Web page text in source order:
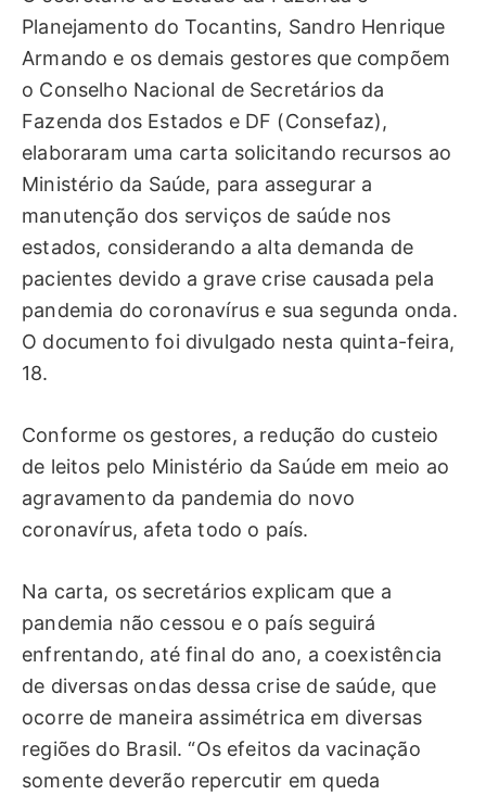
Planejamento do Tocantins, Sandro Henrique
Armando e os demais gestores que compõem
o Conselho Nacional de Secretários da
Fazenda dos Estados e DF (Consefaz),
elaboraram uma carta solicitando recursos ao
Ministério da Saúde, para assegurar a
manutenção dos serviços de saúde nos
estados, considerando a alta demanda de
pacientes devido a grave crise causada pela
pandemia do coronavírus e sua segunda onda.
O documento foi divulgado nesta quinta-feira,
18.
Conforme os gestores, a redução do custeio
de leitos pelo Ministério da Saúde em meio ao
agravamento da pandemia do novo
coronavírus, afeta todo o país.
Na carta, os secretários explicam que a
pandemia não cessou e o país seguirá
enfrentando, até final do ano, a coexistência
de diversas ondas dessa crise de saúde, que
ocorre de maneira assimétrica em diversas
regiões do Brasil. “Os efeitos da vacinação
somente deverão repercutir em queda